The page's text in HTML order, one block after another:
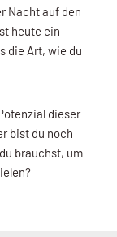
Nacht auf den
heute ein
die Art, wie du
dieser
bist du noch
brauchst, um